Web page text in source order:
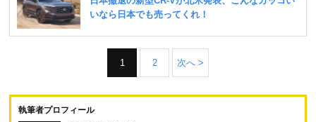
1 2 次へ >
執筆者プロフィール